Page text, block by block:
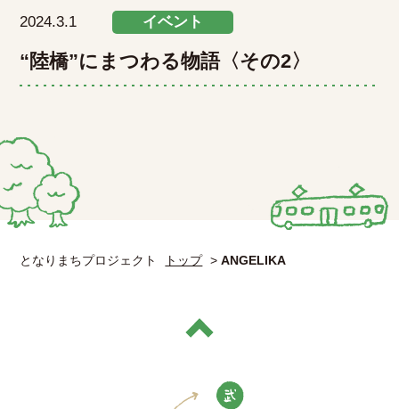
2024.3.1 イベント
“陸橋”にまつわる物語〈その2〉
となりまちプロジェクト トップ >ANGELIKA